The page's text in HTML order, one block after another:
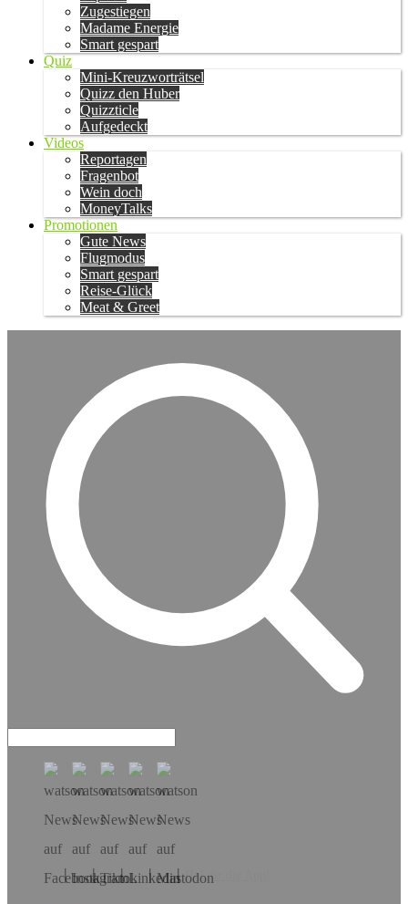
Zugestiegen
Madame Energie
Smart gespart
Quiz
Mini-Kreuzworträtsel
Quizz den Huber
Quizzticle
Aufgedeckt
Videos
Reportagen
Fragenbot
Wein doch
MoneyTalks
Promotionen
Gute News
Flugmodus
Smart gespart
Reise-Glück
Meat & Greet
Hol dir die App!